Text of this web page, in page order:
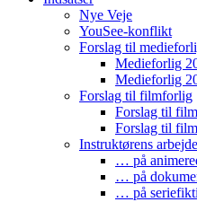
Nye Veje
YouSee-konflikt
Forslag til
Medieforlig
Medieforlig
Forslag til filmforlig
Forslag til
Forslag til
Instruktørens arbejde
… på
… på
… på